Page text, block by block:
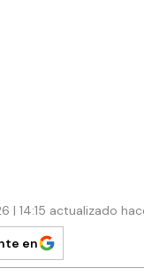
| 14:15 actualizado
en